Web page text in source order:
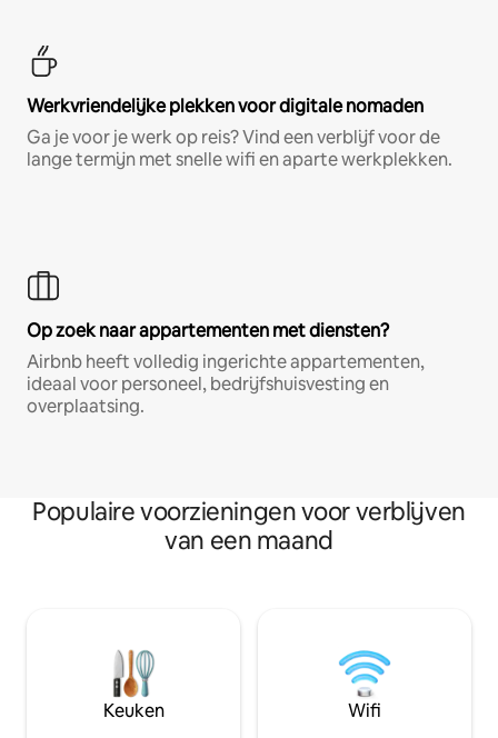
Werkvriendelijke plekken voor digitale nomaden
Ga je voor je werk op reis? Vind een verblijf voor de
lange termijn met snelle wifi en aparte werkplekken.
Op zoek naar appartementen met diensten?
Airbnb heeft volledig ingerichte appartementen,
ideaal voor personeel, bedrijfshuisvesting en
overplaatsing.
Populaire voorzieningen voor verblijven
van een maand
Keuken Wifi